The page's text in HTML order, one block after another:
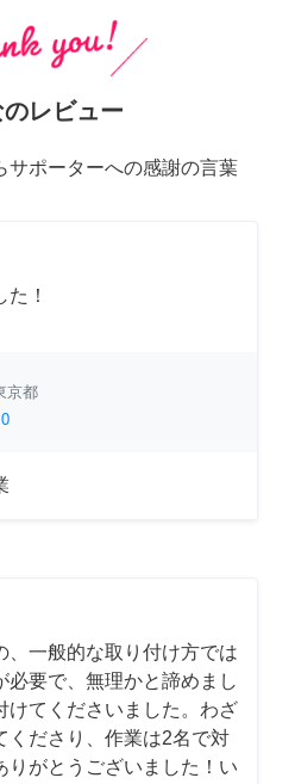
レビュー
サポーターへの感謝の言葉
！
京都
0
、一般的な取り付け方では
必要で、無理かと諦めまし
けてくださいました。わざ
くださり、作業は2名で対
りがとうございました！い